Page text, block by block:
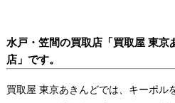
水戸・笠間の買取店「買取屋 東京
店」です。
買取屋 東京あきんどでは、キーポル